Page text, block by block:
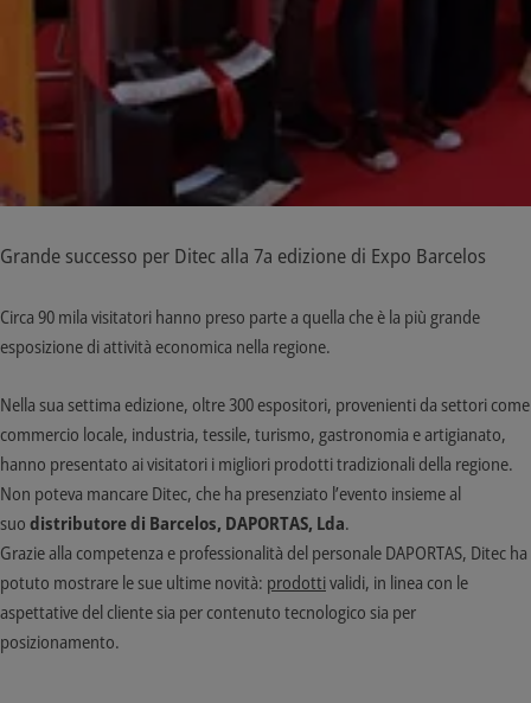
Grande successo per Ditec alla 7a edizione di Expo Barcelos
Circa 90 mila visitatori hanno preso parte a quella che è la più grande
esposizione di attività economica nella regione.
Nella sua settima edizione, oltre 300 espositori, provenienti da settori come
commercio locale, industria, tessile, turismo, gastronomia e artigianato,
hanno presentato ai visitatori i migliori prodotti tradizionali della regione.
Non poteva mancare Ditec, che ha presenziato l’evento insieme al
suo distributore di Barcelos, DAPORTAS, Lda.
Grazie alla competenza e professionalità del personale DAPORTAS, Ditec ha
potuto mostrare le sue ultime novità: prodottivalidi, in linea con le
aspettative del cliente sia per contenuto tecnologico sia per
posizionamento.